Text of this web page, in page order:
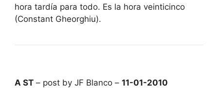
hora tardía para todo. Es la hora veinticinco
(Constant Gheorghiu).
A ST – post by JF Blanco – 11-01-2010